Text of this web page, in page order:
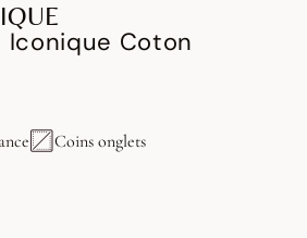
Iconique Coton
Coins onglets